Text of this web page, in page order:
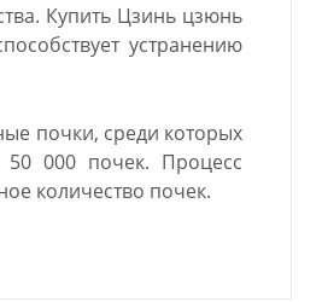
Купить Цзинь цзюнь
устранению
почки, среди которых
000 почек. Процесс
количество почек.